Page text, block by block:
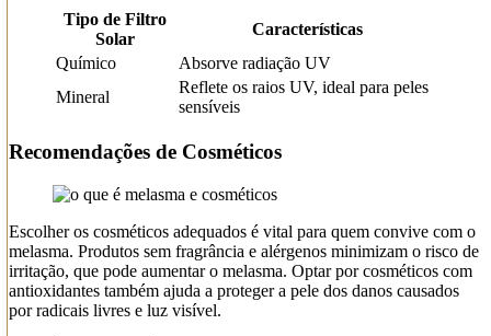
Tipo de Filtro
Solar
Características
Químico
Absorve radiação UV
Mineral
Reflete os raios UV, ideal para peles
sensíveis
Recomendações de Cosméticos
Escolher os cosméticos adequados é vital para quem convive com o
melasma. Produtos sem fragrância e alérgenos minimizam o risco de
irritação, que pode aumentar o melasma. Optar por cosméticos com
antioxidantes também ajuda a proteger a pele dos danos causados
por radicais livres e luz visível.